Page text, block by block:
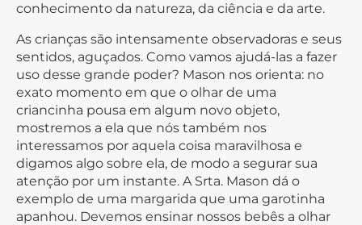
conhecimento da natureza, da ciência e da arte.
As crianças são intensamente observadoras e seus
sentidos, aguçados. Como vamos ajudá-las a fazer
uso desse grande poder? Mason nos orienta: no
exato momento em que o olhar de uma
criancinha pousa em algum novo objeto,
mostremos a ela que nós também nos
interessamos por aquela coisa maravilhosa e
digamos algo sobre ela, de modo a segurar sua
atenção por um instante. A Srta. Mason dá o
exemplo de uma margarida que uma garotinha
apanhou. Devemos ensinar nossos bebês a olhar